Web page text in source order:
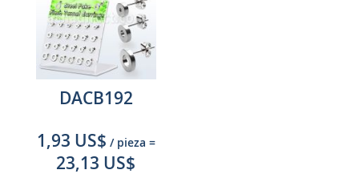
DACB192
1,93 US$ / pieza =
23,13 US$